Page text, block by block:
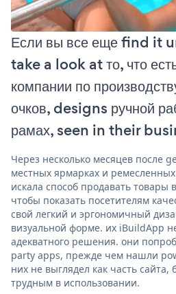
Если вы все еще find it
take a look at то, что
компании по
очков, designs ручной
рамах, seen in their
Через несколько месяцев после
местных ярмарках и
искала способ продавать товары
чтобы показать посетителям
свой легкий и эргономичный
визуальной форме. их iBuildApp
адекватного решения. они
party apps, прежде чем нашли
них не выглядел как часть
трудным в использовании.